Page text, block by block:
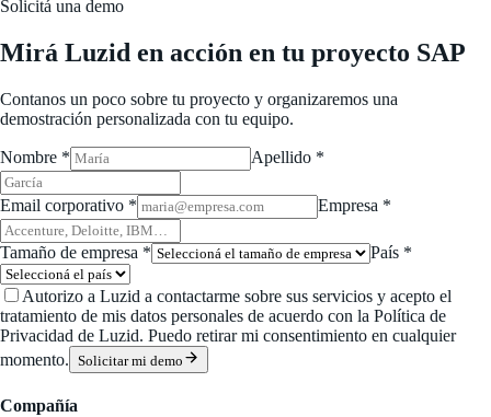
Solicitá una demo
Mirá Luzid en acción en tu proyecto SAP
Contanos un poco sobre tu proyecto y organizaremos una
demostración personalizada con tu equipo.
Nombre * Apellido *
Email corporativo * Empresa *
Tamaño de empresa * País *
Autorizo a Luzid a contactarme sobre sus servicios y acepto el
tratamiento de mis datos personales de acuerdo con la Política de
Privacidad de Luzid. Puedo retirar mi consentimiento en cualquier
momento. Solicitar mi demo
Compañía